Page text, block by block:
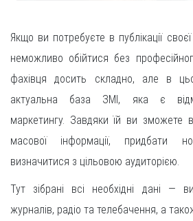
Якщо ви потребуєте в публікації
неможливо обійтися без
фахівця досить складно, але в
актуальна база ЗМІ, яка є
маркетингу. Завдяки їй ви зможете
масової інформації, придбати
визначитися з цільовою аудиторією.
Тут зібрані всі необхідні дані —
журналів, радіо та телебачення, а